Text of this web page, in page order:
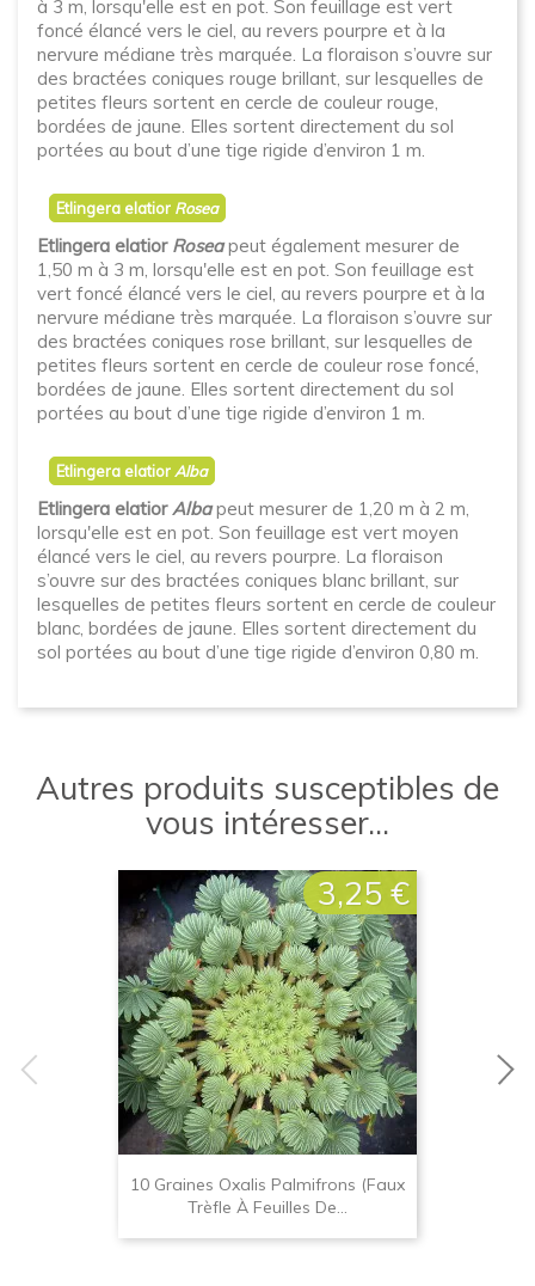
à 3 m, lorsqu'elle est en pot. Son feuillage est vert
foncé élancé vers le ciel, au revers pourpre et à la
nervure médiane très marquée. La floraison s’ouvre sur
des bractées coniques rouge brillant, sur lesquelles de
petites fleurs sortent en cercle de couleur rouge,
bordées de jaune. Elles sortent directement du sol
portées au bout d’une tige rigide d’environ 1 m.
Etlingera elatior Rosea
Etlingera elatior Roseapeut également mesurer de
1,50 m à 3 m, lorsqu'elle est en pot. Son feuillage est
vert foncé élancé vers le ciel, au revers pourpre et à la
nervure médiane très marquée. La floraison s’ouvre sur
des bractées coniques rose brillant, sur lesquelles de
petites fleurs sortent en cercle de couleur rose foncé,
bordées de jaune. Elles sortent directement du sol
portées au bout d’une tige rigide d’environ 1 m.
Etlingera elatior Alba
Etlingera elatiorAlbapeut mesurer de 1,20 m à 2 m,
lorsqu'elle est en pot. Son feuillage est vert moyen
élancé vers le ciel, au revers pourpre. La floraison
s’ouvre sur des bractées coniques blanc brillant, sur
lesquelles de petites fleurs sortent en cercle de couleur
blanc, bordées de jaune. Elles sortent directement du
sol portées au bout d’une tige rigide d’environ 0,80 m.
Autres produits susceptibles de
vous intéresser...
10 Graines Oxalis Palmifrons (faux
Trèfle À Feuilles De...
Prix
3,25 €